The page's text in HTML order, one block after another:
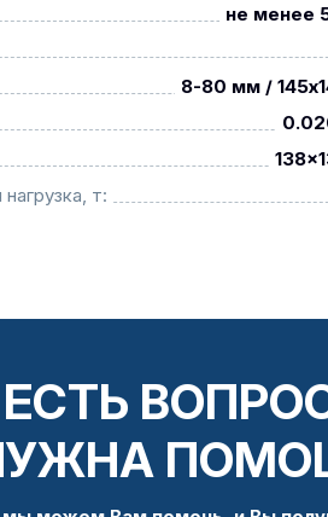
не менее
8-80 мм /
т: